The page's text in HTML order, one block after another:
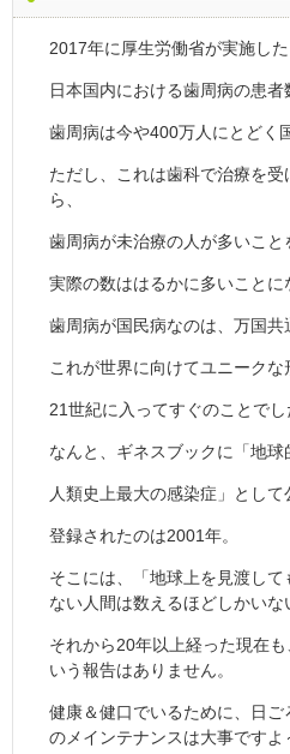
2017年に厚生労働省が実施し
日本国内における歯周病の患者
歯周病は今や400万人にとどく
ただし、これは歯科で治療を
ら、
歯周病が未治療の人が多いこと
実際の数ははるかに多いことに
歯周病が国民病なのは、万国共
これが世界に向けてユニークな
21世紀に入ってすぐのことでし
なんと、ギネスブックに「地球
人類史上最大の感染症」として
登録されたのは2001年。
そこには、「地球上を見渡し
ない人間は数えるほどしかいな
それから20年以上経った現在
いう報告はありません。
健康＆健口でいるために、日
のメインテナンスは大事ですよ